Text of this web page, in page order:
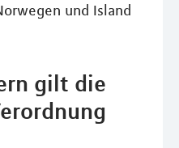
und Island
gilt die